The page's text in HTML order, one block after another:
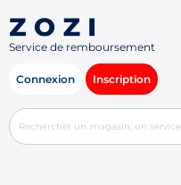
Service de remboursement
Connexion Inscription